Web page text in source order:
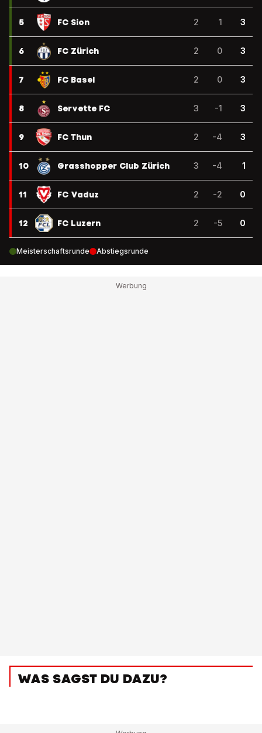
5 FC Sion 2 1 3
6 FC Zürich 2 0 3
7 FC Basel 2 0 3
8 Servette FC 3 -1 3
9 FC Thun 2 -4 3
10 Grasshopper Club Zürich 3 -4 1
11 FC Vaduz 2 -2 0
12 FC Luzern 2 -5 0
Meisterschaftsrunde Abstiegsrunde
WAS SAGST DU DAZU?